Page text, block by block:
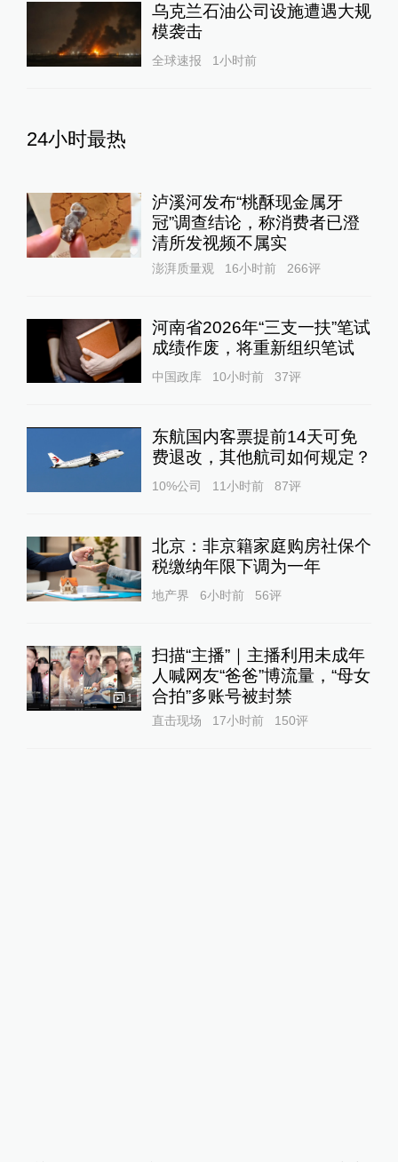
乌克兰石油公司设施遭遇大规
模袭击
全球速报 1小时前
24小时最热
泸溪河发布“桃酥现金属牙
冠”调查结论，称消费者已澄
清所发视频不属实
澎湃质量观 16小时前 266评
河南省2026年“三支一扶”笔试
成绩作废，将重新组织笔试
中国政库 10小时前 37评
东航国内客票提前14天可免
费退改，其他航司如何规定？
10%公司 11小时前 87评
北京：非京籍家庭购房社保个
税缴纳年限下调为一年
地产界 6小时前 56评
1
扫描“主播”｜主播利用未成年
人喊网友“爸爸”博流量，“母女
合拍”多账号被封禁
直击现场 17小时前 150评